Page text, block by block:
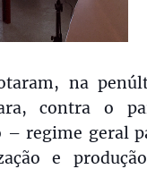
na
contra o
regime geral
e